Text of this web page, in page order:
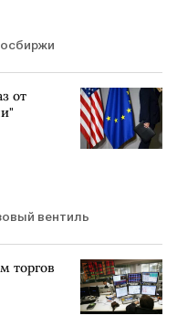
от
вентиль
торгов